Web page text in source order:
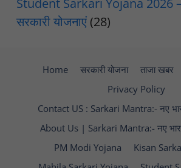
Student Sarkari Yojana 2026 –
सरकारी योजनाएं (28)
Home सरकारी योजना ताजा खबर
Privacy Policy
Contact US : Sarkari Mantra:- नए
About Us | Sarkari Mantra:- नए
PM Modi Yojana
Kisan